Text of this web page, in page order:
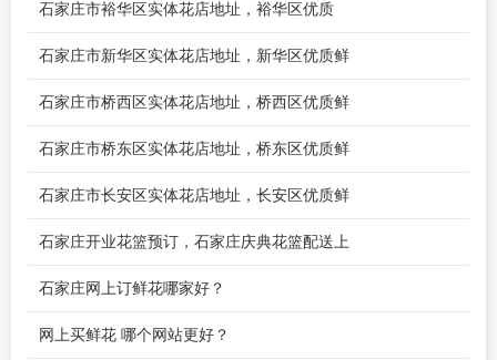
石家庄市裕华区实体花店地址，裕华区优质
石家庄市新华区实体花店地址，新华区优质鲜
石家庄市桥西区实体花店地址，桥西区优质鲜
石家庄市桥东区实体花店地址，桥东区优质鲜
石家庄市长安区实体花店地址，长安区优质鲜
石家庄开业花篮预订，石家庄庆典花篮配送上
石家庄网上订鲜花哪家好？
网上买鲜花 哪个网站更好？